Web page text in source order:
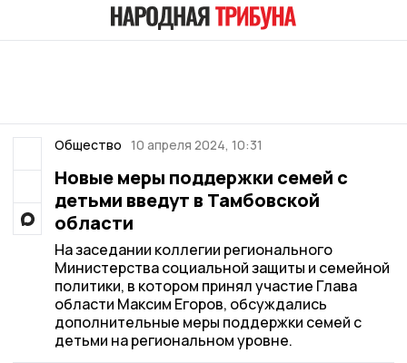
Общество 10 апреля 2024, 10:31
Новые меры поддержки семей с
детьми введут в Тамбовской
области
На заседании коллегии регионального
Министерства социальной защиты и семейной
политики, в котором принял участие Глава
области Максим Егоров, обсуждались
дополнительные меры поддержки семей с
детьми на региональном уровне.